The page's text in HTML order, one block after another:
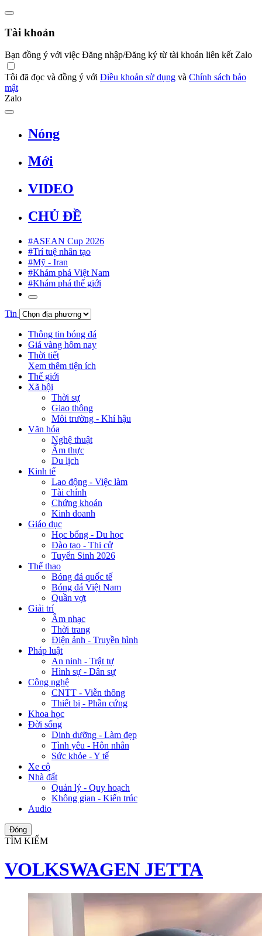
Tài khoản
Bạn đồng ý với việc Đăng nhập/Đăng ký từ tài khoản liên kết Zalo
Tôi đã đọc và đồng ý với Điều khoản sử dụng và Chính sách bảo
mật
Zalo
Nóng
Mới
VIDEO
CHỦ ĐỀ
#ASEAN Cup 2026
#Trí tuệ nhân tạo
#Mỹ - Iran
#Khám phá Việt Nam
#Khám phá thế giới
Tin
Thông tin bóng đá
Giá vàng hôm nay
Thời tiết
Xem thêm tiện ích
Thế giới
Xã hội
Thời sự
Giao thông
Môi trường - Khí hậu
Văn hóa
Nghệ thuật
Ẩm thực
Du lịch
Kinh tế
Lao động - Việc làm
Tài chính
Chứng khoán
Kinh doanh
Giáo dục
Học bổng - Du học
Đào tạo - Thi cử
Tuyển Sinh 2026
Thể thao
Bóng đá quốc tế
Bóng đá Việt Nam
Quần vợt
Giải trí
Âm nhạc
Thời trang
Điện ảnh - Truyền hình
Pháp luật
An ninh - Trật tự
Hình sự - Dân sự
Công nghệ
CNTT - Viễn thông
Thiết bị - Phần cứng
Khoa học
Đời sống
Dinh dưỡng - Làm đẹp
Tình yêu - Hôn nhân
Sức khỏe - Y tế
Xe cộ
Nhà đất
Quản lý - Quy hoạch
Không gian - Kiến trúc
Audio
Đóng
TÌM KIẾM
VOLKSWAGEN JETTA